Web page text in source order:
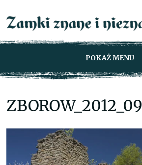
POKAŻ MENU
ZBOROW_2012_09